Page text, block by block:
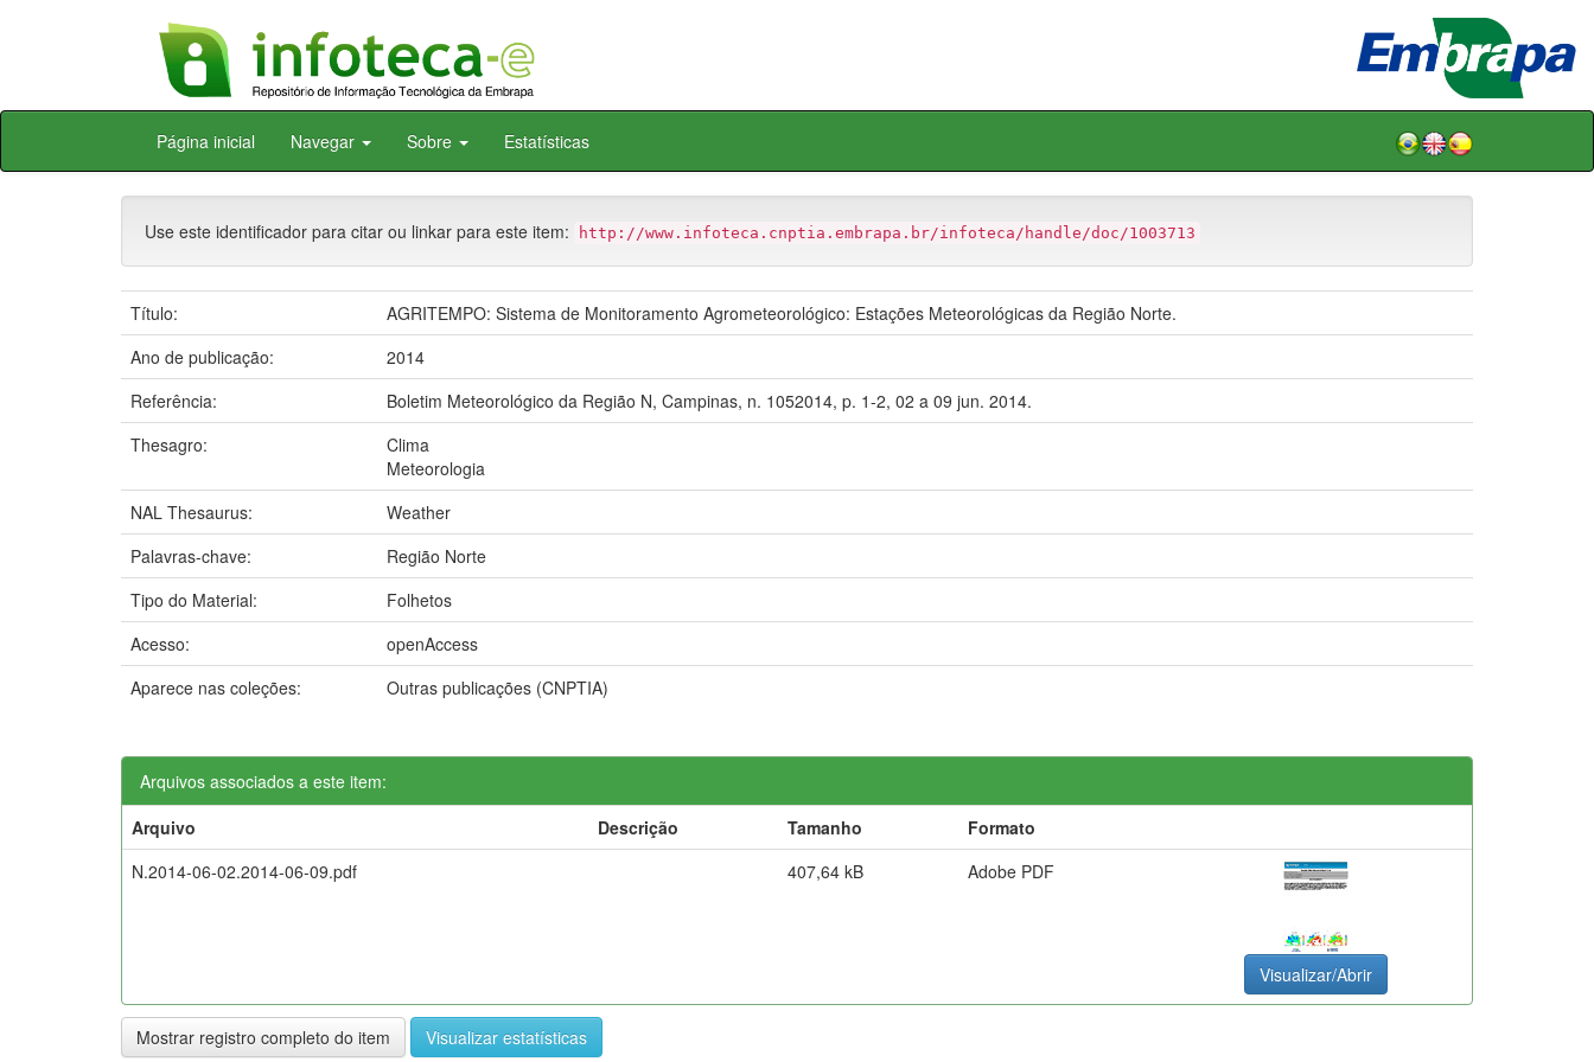
Skip
Página inicial Navegar Sobre Estatísticas
Use este identificador para citar ou linkar para este item: http://www.infoteca.cnptia.embrapa.br/infoteca/handle/doc/1003713
Título:
AGRITEMPO: Sistema de Monitoramento Agrometeorológico: Estações Meteorológicas da Região Norte.
Ano de publicação:
2014
Referência:
Boletim Meteorológico da Região N, Campinas, n. 1052014, p. 1-2, 02 a 09 jun. 2014.
Thesagro:
Clima
Meteorologia
NAL Thesaurus:
Weather
Palavras-chave:
Região Norte
Tipo do Material:
Folhetos
Acesso:
openAccess
Aparece nas coleções:
Outras publicações (CNPTIA)
Arquivos associados a este item:
Arquivo
Descrição Tamanho
Formato
N.2014-06-02.2014-06-09.pdf
407,64 kB Adobe PDF
Visualizar/Abrir
Mostrar registro completo do item Visualizar estatísticas